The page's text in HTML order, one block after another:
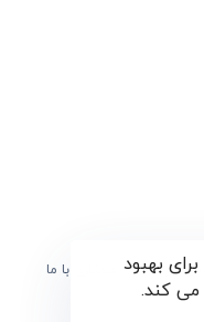
ی دارما
همکاری با ما
بهبود
کند.